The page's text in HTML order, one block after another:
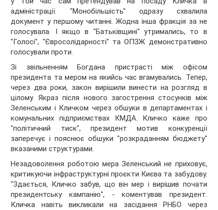
адміністрації. "Монобільшість" одразу схвалила
документ у першому читанні. Жодна інша фракція за не
голосувала. І якщо в "Батьківщині" утримались, то в
"Голосі", "Євросолідарності" та ОПЗЖ демонстративно
голосували проти.
Зі звільненням Богдана пристрасті між офісом
президента та мером на якийсь час вгамувались. Тепер,
через два роки, закон вирішили винести на розгляд в
цілому. Якраз після нового загострення стосунків між
Зеленським і Кличком через обшуки в департаментах і
комунальних підприємствах КМДА. Кличко каже про
"політичний тиск", президент мотив конкуренції
заперечує і пояснює обшуки "розкраданням бюджету"
вказаними структурами.
Незадоволення роботою мера Зеленський не приховує,
критикуючи інфраструктурні проєкти Києва та забудову.
"Здається, Кличко забув, що він мер і вирішив почати
президентську кампанію", - коментував президент.
Кличка навіть викликали на засідання РНБО через